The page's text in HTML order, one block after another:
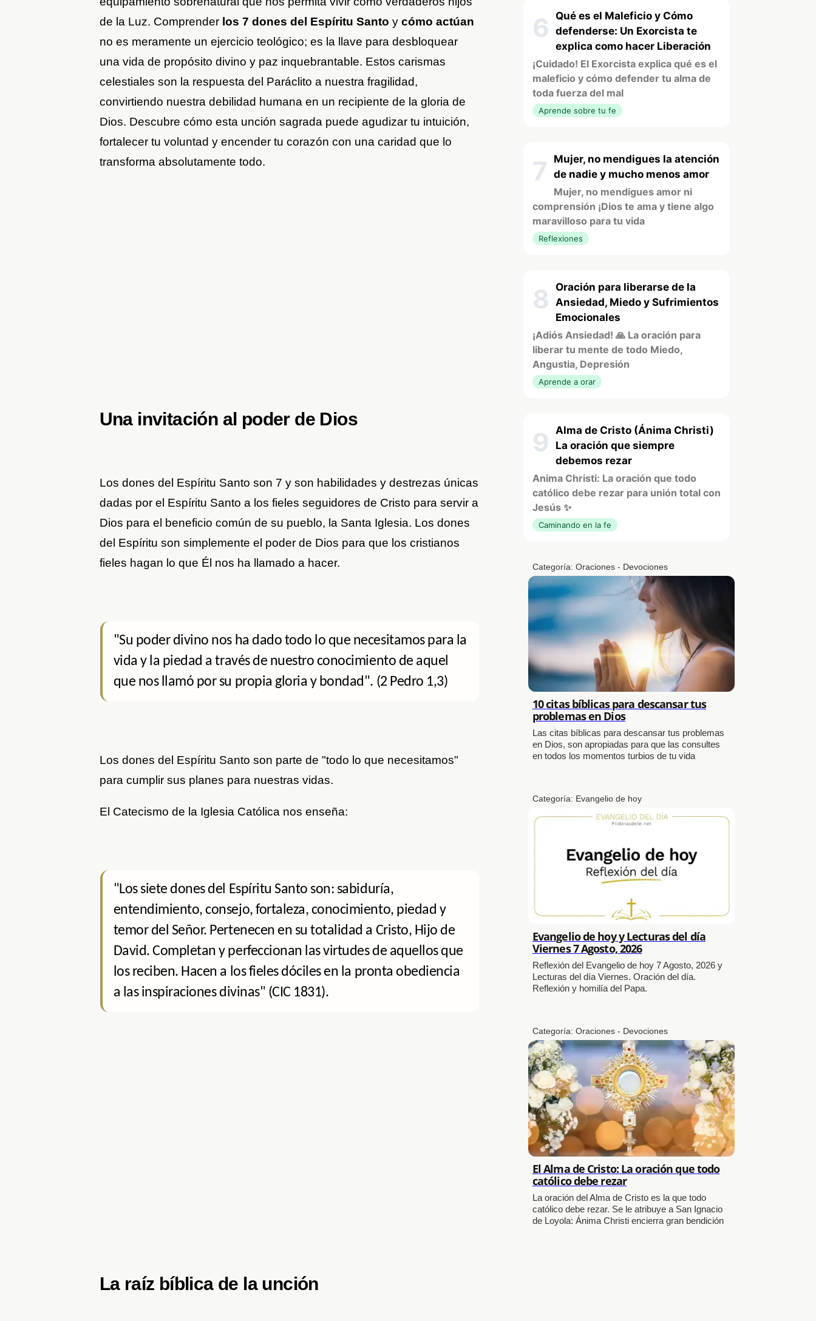
de la Luz. Comprender los 7 dones del Espíritu Santo y cómo actúan
no es meramente un ejercicio teológico; es la llave para desbloquear
una vida de propósito divino y paz inquebrantable. Estos carismas
celestiales son la respuesta del Paráclito a nuestra fragilidad,
convirtiendo nuestra debilidad humana en un recipiente de la gloria de
Dios. Descubre cómo esta unción sagrada puede agudizar tu intuición,
fortalecer tu voluntad y encender tu corazón con una caridad que lo
transforma absolutamente todo.
Una invitación al poder de Dios
Los dones del Espíritu Santo son 7 y son habilidades y destrezas únicas
dadas por el Espíritu Santo a los fieles seguidores de Cristo para servir a
Dios para el beneficio común de su pueblo, la Santa Iglesia. Los dones
del Espíritu son simplemente el poder de Dios para que los cristianos
fieles hagan lo que Él nos ha llamado a hacer.
"Su poder divino nos ha dado todo lo que necesitamos para la
vida y la piedad a través de nuestro conocimiento de aquel
que nos llamó por su propia gloria y bondad". (2 Pedro 1,3)
Los dones del Espíritu Santo son parte de "todo lo que necesitamos"
para cumplir sus planes para nuestras vidas.
El Catecismo de la Iglesia Católica nos enseña:
"Los siete dones del Espíritu Santo son: sabiduría,
entendimiento, consejo, fortaleza, conocimiento, piedad y
temor del Señor. Pertenecen en su totalidad a Cristo, Hijo de
David. Completan y perfeccionan las virtudes de aquellos que
los reciben. Hacen a los fieles dóciles en la pronta obediencia
a las inspiraciones divinas" (CIC 1831).
La raíz bíblica de la unción
6
Qué es el Maleficio y Cómo
defenderse: Un Exorcista te
explica como hacer Liberación
¡Cuidado! El Exorcista explica qué es el
maleficio y cómo defender tu alma de
toda fuerza del mal
Aprende sobre tu fe
7
Mujer, no mendigues la atención
de nadie y mucho menos amor
Mujer, no mendigues amor ni
comprensión ¡Dios te ama y tiene algo
maravilloso para tu vida
Reflexiones
8
Oración para liberarse de la
Ansiedad, Miedo y Sufrimientos
Emocionales
¡Adiós Ansiedad! 🙏 La oración para
liberar tu mente de todo Miedo,
Angustia, Depresión
Aprende a orar
9
Alma de Cristo (Ánima Christi)
La oración que siempre
debemos rezar
Anima Christi: La oración que todo
católico debe rezar para unión total con
Jesús ✨
Caminando en la fe
Categoría: Oraciones - Devociones
10 citas bíblicas para descansar tus
problemas en Dios
Las citas bíblicas para descansar tus problemas
en Dios, son apropiadas para que las consultes
en todos los momentos turbios de tu vida
Categoría: Evangelio de hoy
Evangelio de hoy y Lecturas del día
Viernes 7 Agosto, 2026
Reflexión del Evangelio de hoy 7 Agosto, 2026 y
Lecturas del día Viernes. Oración del día.
Reflexión y homilía del Papa.
Categoría: Oraciones - Devociones
El Alma de Cristo: La oración que todo
católico debe rezar
La oración del Alma de Cristo es la que todo
católico debe rezar. Se le atribuye a San Ignacio
de Loyola: Ánima Christi encierra gran bendición